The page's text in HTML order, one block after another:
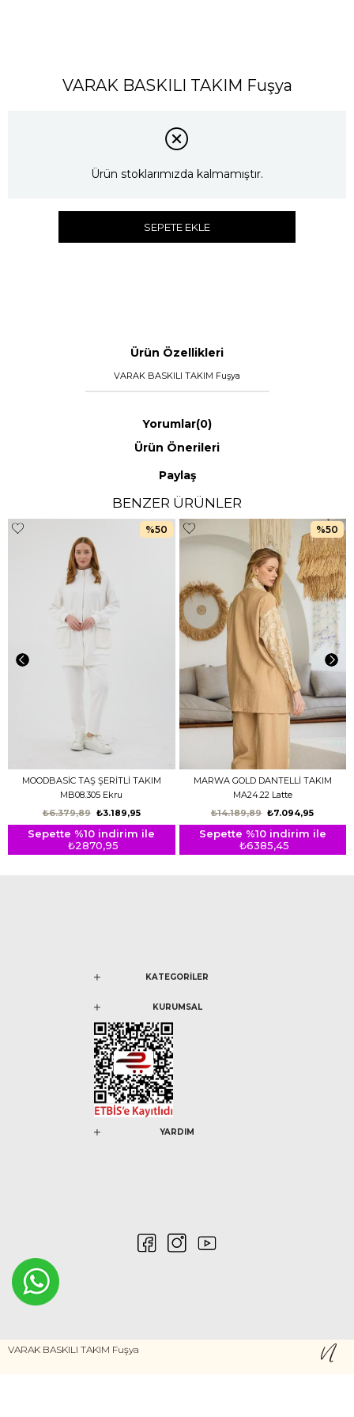
VARAK BASKILI TAKIM Fuşya
Ürün stoklarımızda kalmamıştır.
SEPETE EKLE
Ürün Özellikleri
VARAK BASKILI TAKIM Fuşya
Yorumlar(0)
Ürün Önerileri
Paylaş
BENZER ÜRÜNLER
MOODBASİC TAŞ ŞERİTLİ TAKIM
MB08.305 Ekru
₺3.189,95
₺6.379,89
Sepette %10 indirim ile
₺2870,95
%50
MARWA GOLD DANTELLİ TAKIM
MA24.22 Latte
₺7.094,95
₺14.189,89
Sepette %10 indirim ile
₺6385,45
%50
KATEGORİLER
KURUMSAL
YARDIM
VARAK BASKILI TAKIM Fuşya